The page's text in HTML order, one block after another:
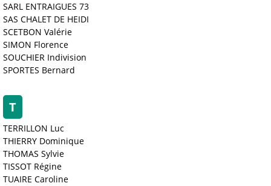
SARL ENTRAIGUES 73
SAS CHALET DE HEIDI
SCETBON Valérie
SIMON Florence
SOUCHIER Indivision
SPORTES Bernard
T
TERRILLON Luc
THIERRY Dominique
THOMAS Sylvie
TISSOT Régine
TUAIRE Caroline